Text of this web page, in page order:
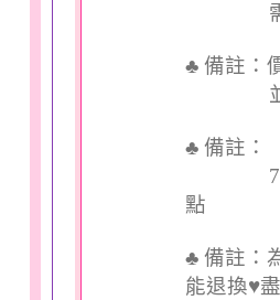
需依實
♣ 備註：
並交付
♣ 備註：
7個工
點
♣ 備註：
能退換♥